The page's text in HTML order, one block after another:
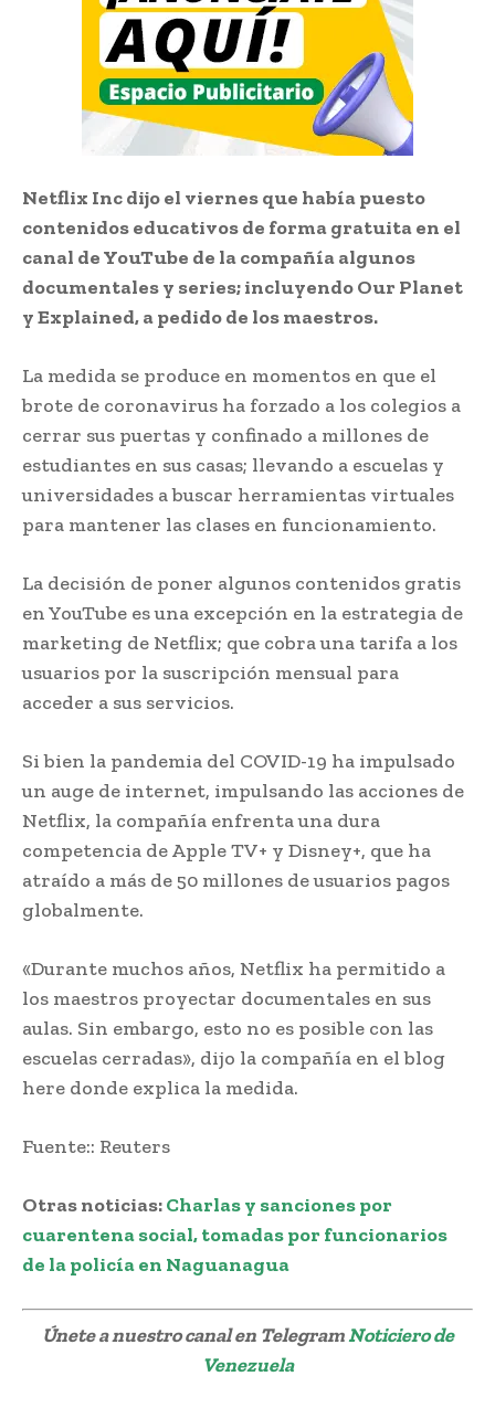
Netflix Inc dijo el viernes que había puesto
contenidos educativos de forma gratuita en el
canal de YouTube de la compañía algunos
documentales y series; incluyendo Our Planet
y Explained, a pedido de los maestros.
La medida se produce en momentos en que el
brote de coronavirus ha forzado a los colegios a
cerrar sus puertas y confinado a millones de
estudiantes en sus casas; llevando a escuelas y
universidades a buscar herramientas virtuales
para mantener las clases en funcionamiento.
La decisión de poner algunos contenidos gratis
en YouTube es una excepción en la estrategia de
marketing de Netflix; que cobra una tarifa a los
usuarios por la suscripción mensual para
acceder a sus servicios.
Si bien la pandemia del COVID-19 ha impulsado
un auge de internet, impulsando las acciones de
Netflix, la compañía enfrenta una dura
competencia de Apple TV+ y Disney+, que ha
atraído a más de 50 millones de usuarios pagos
globalmente.
«Durante muchos años, Netflix ha permitido a
los maestros proyectar documentales en sus
aulas. Sin embargo, esto no es posible con las
escuelas cerradas», dijo la compañía en el blog
here donde explica la medida.
Fuente:: Reuters
Otras noticias:Charlas y sanciones por
cuarentena social, tomadas por funcionarios
de la policía en Naguanagua
Únete a nuestro canal en TelegramNoticiero de
Venezuela